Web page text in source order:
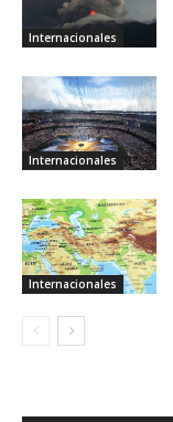
Internacionales
Internacionales
Internacionales